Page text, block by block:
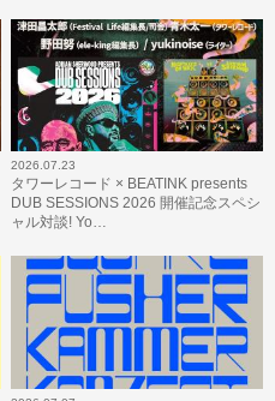
2026.07.23
タワーレコード × BEATINK presents
DUB SESSIONS 2026 開催記念スペシ
ャル対談! Yo…